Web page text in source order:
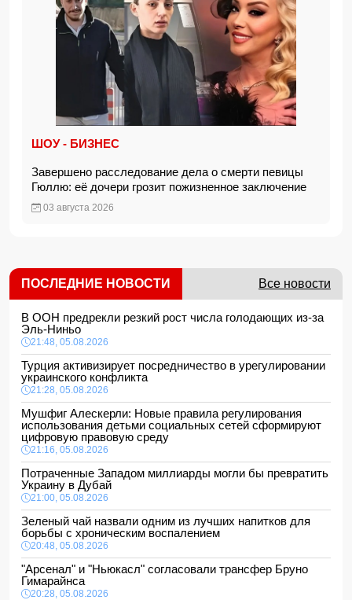
ШОУ - БИЗНЕС
Завершено расследование дела о смерти певицы
Гюллю: её дочери грозит пожизненное заключение
03 августа 2026
ПОСЛЕДНИЕ НОВОСТИ Все новости
В ООН предрекли резкий рост числа голодающих из-за
Эль-Ниньо
21:48, 05.08.2026
Турция активизирует посредничество в урегулировании
украинского конфликта
21:28, 05.08.2026
Мушфиг Алескерли: Новые правила регулирования
использования детьми социальных сетей сформируют
цифровую правовую среду
21:16, 05.08.2026
Потраченные Западом миллиарды могли бы превратить
Украину в Дубай
21:00, 05.08.2026
Зеленый чай назвали одним из лучших напитков для
борьбы с хроническим воспалением
20:48, 05.08.2026
"Арсенал" и "Ньюкасл" согласовали трансфер Бруно
Гимарайнса
20:28, 05.08.2026